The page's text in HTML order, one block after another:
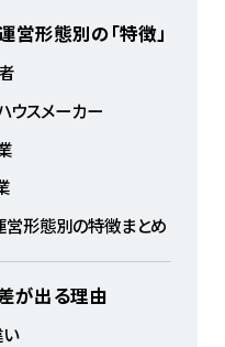
営形態別の「特徴」
ウスメーカー
営形態別の特徴まとめ
が出る理由